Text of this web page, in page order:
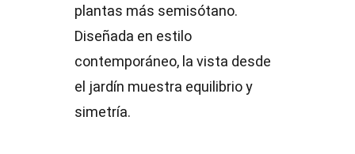
plantas más semisótano.
Diseñada en estilo
contemporáneo, la vista desde
el jardín muestra equilibrio y
simetría.